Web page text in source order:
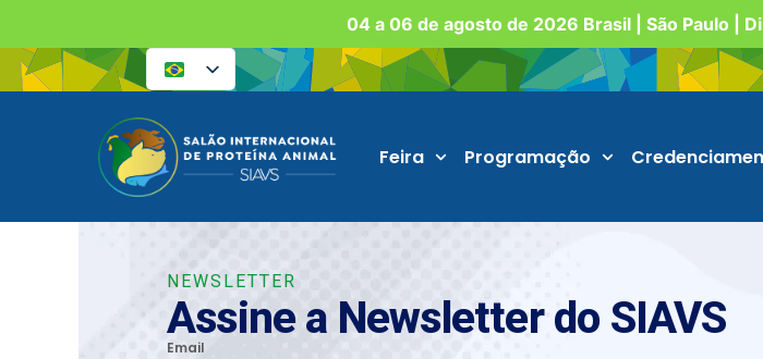
04 a 06 de agosto de 2026 Brasil | São Paulo |
Feira Programação
NEWSLETTER
Assine a Newsletter do SIAVS
Email